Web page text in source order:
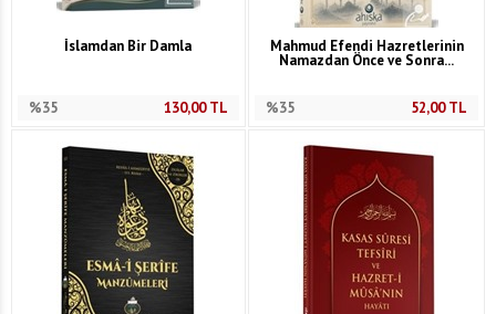
İslamdan Bir Damla
%35 130,00TL
Mahmud Efendi Hazretlerinin
Namazdan Önce ve Sonra...
%35 52,00TL